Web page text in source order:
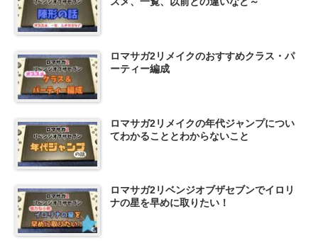
ロマサガ2リメイクのおすすめクラス・パ
ーティー編成
ロマサガ2リメイクの年代ジャンプについ
てわかることとわからないこと
ロマサガ2リベンジオブザセブンでイロリ
ナの星を早めに取りたい！